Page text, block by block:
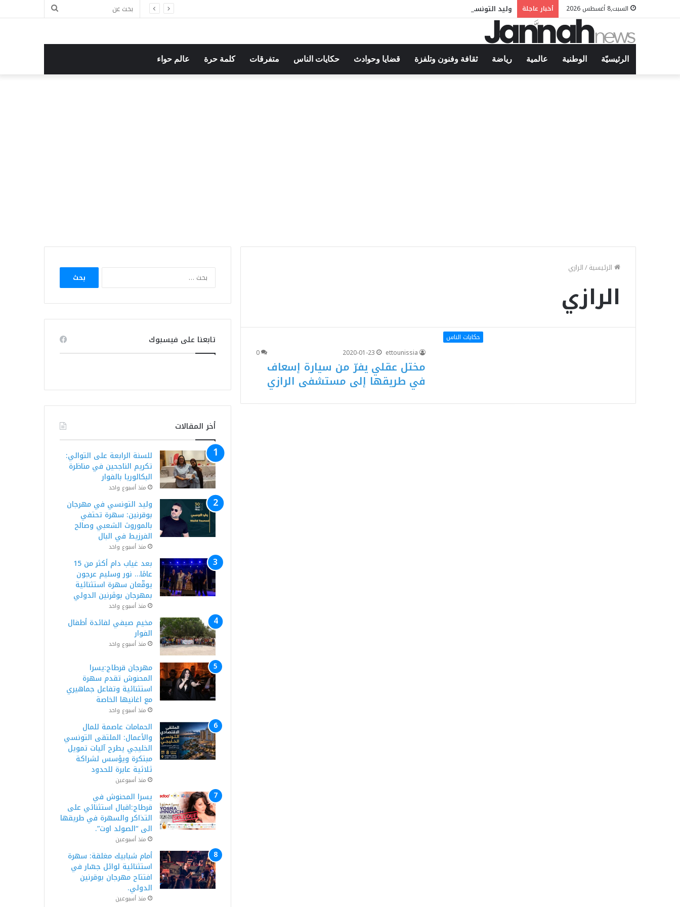
السبت,8 أغسطس 2026 أخبار عاجلة وليد التونسي في مهرجان بوقرنين: سهرة تحتفي بالموروث الشعبي وصالح الفرزيط في البال
بحث
الرئيسيّة الوطنية عالمية رياضة ثقافة وفنون وتلفزة قضايا وحوادث حكايات الناس متفرقات كلمة حرة عالم حواء
الرئيسية/الرازي
الرازي
حكايات الناس
ettounissia
2020-01-23
0
مختل عقلي يفرّ من سيارة إسعاف
في طريقها إلى مستشفى الرازي
البحث
تابعنا على فيسبوك
أخر المقالات
للسنة الرابعة على التوالي:
تكريم الناجحين في مناظرة
البكالوريا بالفوار
منذ أسبوع واحد
وليد التونسي في مهرجان
بوقرنين: سهرة تحتفي
بالموروث الشعبي وصالح
الفرزيط في البال
منذ أسبوع واحد
بعد غياب دام أكثر من 15
عامًا… نور وسليم عرجون
يوقّعان سهرة استثنائية
بمهرجان بوڨرنين الدولي
منذ أسبوع واحد
مخيم صيفي لفائدة أطفال
الفوار
منذ أسبوع واحد
مهرجان قرطاج:يسرا
المحنوش تقدم سهرة
استثنائية وتفاعل جماهيري
مع اغانيها الخاصة
منذ أسبوع واحد
الحمامات عاصمة للمال
والأعمال: الملتقى التونسي
الخليجي يطرح آليات تمويل
مبتكرة ويؤسس لشراكة
ثلاثية عابرة للحدود
منذ أسبوعين
يسرا المحنوش في
قرطاج:اقبال استثنائي على
التذاكر والسهرة في طريقها
الى “الصولد اوت”.
منذ أسبوعين
أمام شبابيك مغلقة: سهرة
استثنائية لوائل جسّار في
افتتاح مهرجان بوقرنين
الدولي.
منذ أسبوعين